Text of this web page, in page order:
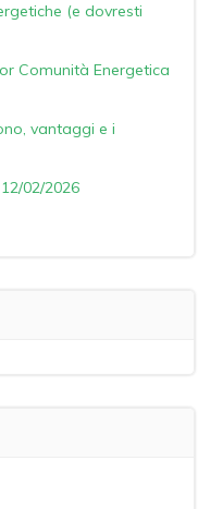
(e dovresti
Comunità Energetica
vantaggi e i
02/2026